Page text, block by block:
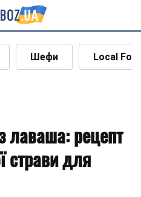
Шефи Local
лаваша: рецепт
страви для